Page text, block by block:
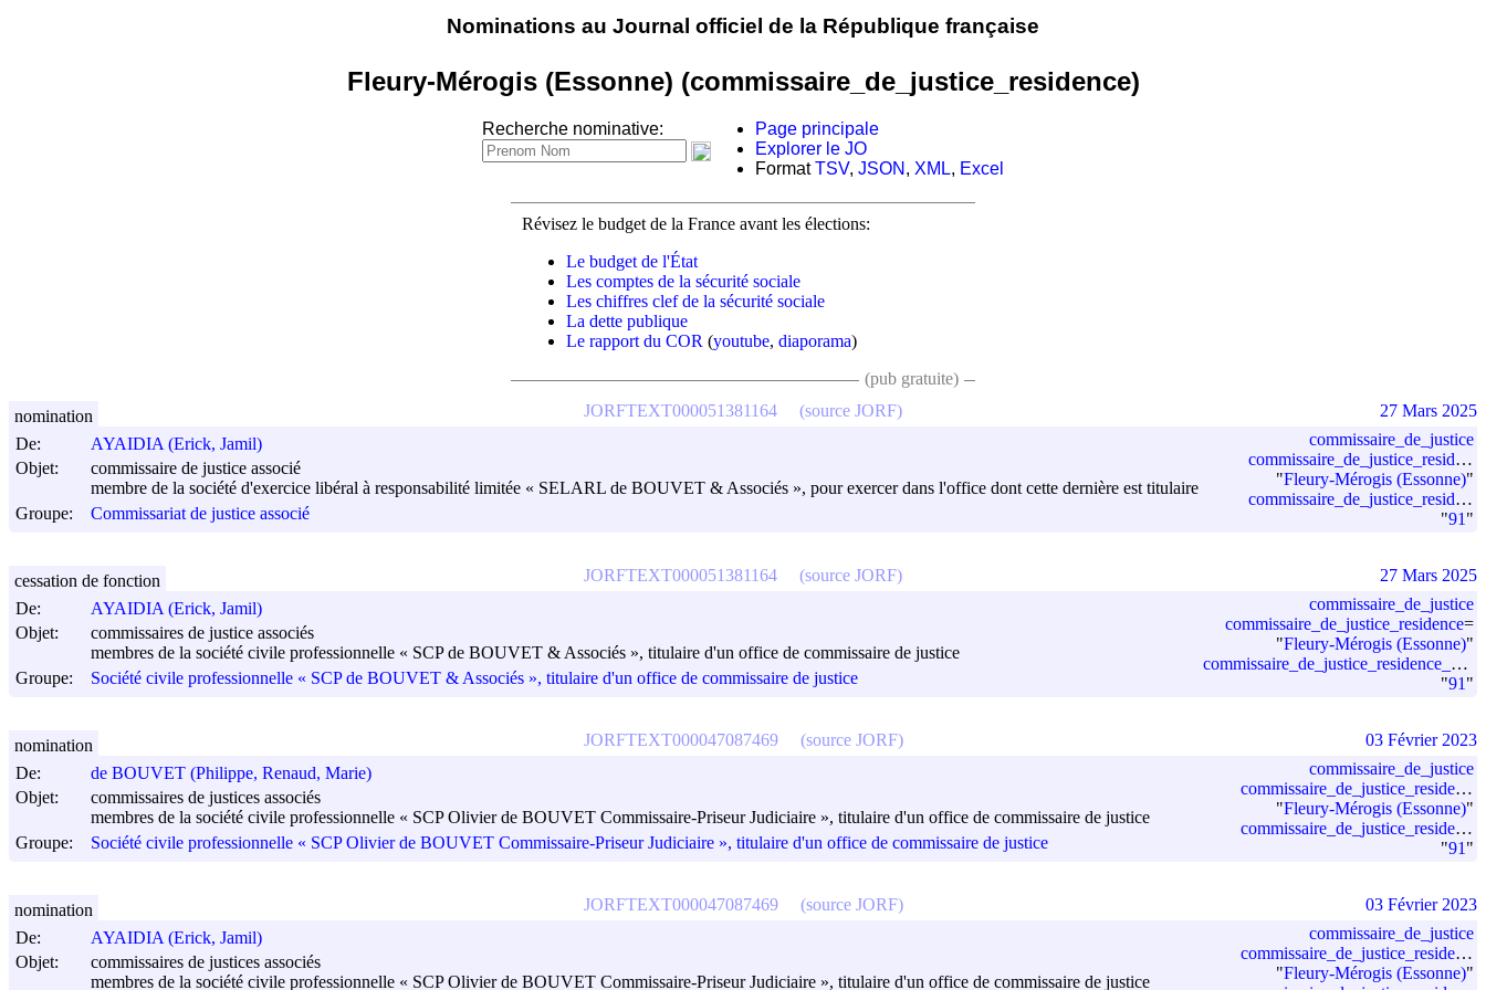
Nominations au Journal officiel de la République française
Fleury-Mérogis (Essonne) (commissaire_de_justice_residence)
Recherche nominative:
Page principale
Explorer le JO
FormatTSV, JSON , XML, Excel
Révisez le budget de la France avant les élections:
Le budget de l'État
Les comptes de la sécurité sociale
Les chiffres clef de la sécurité sociale
La dette publique
Le rapport du COR (youtube, diaporama)
(pub gratuite)
De:
AYAIDIA (Erick, Jamil)
Objet:
commissaire de justice associé
membre de la société d'exercice libéral à responsabilité limitée « SELARL de BOUVET & Associés », pour exercer dans l'office dont cette dernière est titulaire
Groupe:
Commissariat de justice associé
commissaire_de_justice
commissaire_de_justice_residence
"Fleury-Mérogis (Essonne)"
commissaire_de_justice_residence_departement_code
"91 "
JORFTEXT000051381164 (source JORF)
nomination 27 Mars 2025
De:
AYAIDIA (Erick, Jamil)
Objet:
commissaires de justice associés
membres de la société civile professionnelle « SCP de BOUVET & Associés », titulaire d'un office de commissaire de justice
Groupe:
Société civile professionnelle « SCP de BOUVET & Associés », titulaire d'un office de commissaire de justice
commissaire_de_justice
commissaire_de_justice_residence=
"Fleury-Mérogis (Essonne)"
commissaire_de_justice_residence_departement_code
"91 "
JORFTEXT000051381164 (source JORF)
cessation de fonction 27 Mars 2025
De:
de BOUVET (Philippe, Renaud, Marie)
Objet:
commissaires de justices associés
membres de la société civile professionnelle « SCP Olivier de BOUVET Commissaire-Priseur Judiciaire », titulaire d'un office de commissaire de justice
Groupe:
Société civile professionnelle « SCP Olivier de BOUVET Commissaire-Priseur Judiciaire », titulaire d'un office de commissaire de justice
commissaire_de_justice
commissaire_de_justice_residence
"Fleury-Mérogis (Essonne)"
commissaire_de_justice_residence_departement_code
"91 "
JORFTEXT000047087469 (source JORF)
nomination 03 Février 2023
De:
AYAIDIA (Erick, Jamil)
Objet:
commissaires de justices associés
membres de la société civile professionnelle « SCP Olivier de BOUVET Commissaire-Priseur Judiciaire », titulaire d'un office de commissaire de justice
commissaire_de_justice
commissaire_de_justice_residence
"Fleury-Mérogis (Essonne)"
JORFTEXT000047087469 (source JORF)
nomination 03 Février 2023